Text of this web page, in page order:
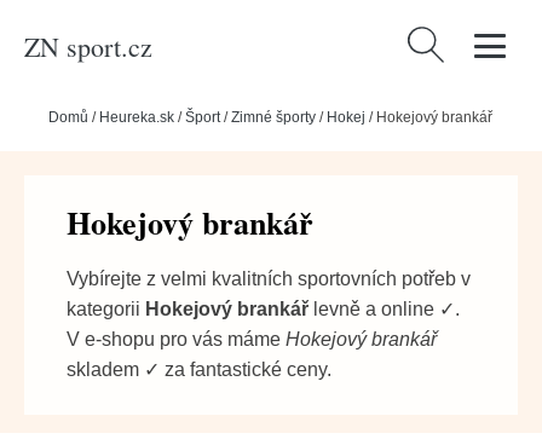
ZN sport.cz Vyhledávání
Domů / Heureka.sk /Šport/Zimné športy / Hokej / Hokejový brankář
Hokejový brankář
Vybírejte z velmi kvalitních sportovních potřeb v
kategorii Hokejový brankář levně a online ✓.
V e-shopu pro vás máme Hokejový brankář
skladem ✓ za fantastické ceny.